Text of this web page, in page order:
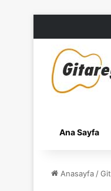
Ana Sayfa
Anasayfa /